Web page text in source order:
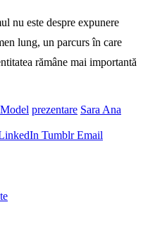
nu este despre expunere
lung, un parcurs în care
rămâne mai importantă
Model prezentare Sara Ana
Tumblr Email